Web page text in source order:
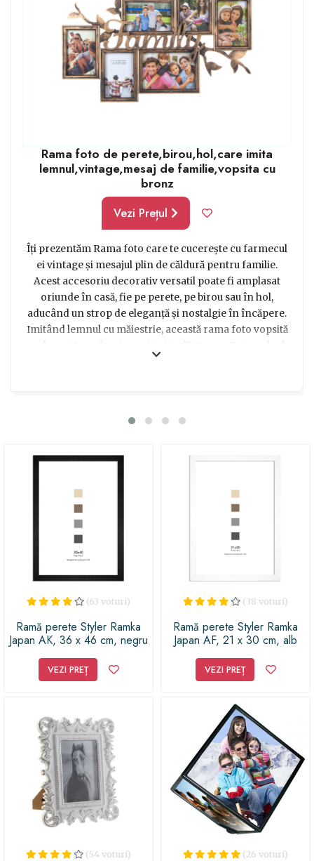
Rama foto de perete,birou,hol,care imita
lemnul,vintage,mesaj de familie,vopsita cu
bronz
Vezi Prețul
Îți prezentăm Rama foto care te cucerește cu farmecul
ei vintage și mesajul plin de căldură pentru familie.
Acest accesoriu decorativ versatil poate fi amplasat
oriunde în casă, fie pe perete, pe birou sau în hol,
aducând un strop de eleganță și nostalgie în încăpere.
Imitând lemnul cu măiestrie, această rama foto vopsită
cu bronz te va fascina prin simplitatea sa. Este cadoul
care îi va face să se simtă iubiți și apreciați în fiecare
bucură-te de zâmbete sincere și emoții sincere atunci
(63 voturi)
Ramă perete Styler Ramka
Japan AK, 36 x 46 cm, negru
VEZI PREȚ
(38 voturi)
Ramă perete Styler Ramka
Japan AF, 21 x 30 cm, alb
VEZI PREȚ
(54 voturi) (26 voturi)